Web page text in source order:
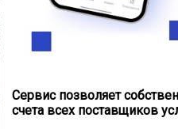
Сервис позволяет
счета всех поставщиков